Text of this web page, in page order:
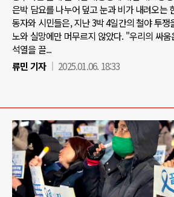
은박 담요를 나누어 덮고 눈과 비가 내려오는
동자와 시민들은, 지난 3박 4일간의 철야 투
노와 실망에만 머무르지 않았다. "우리의 싸
석열을 끌...
류민 기자
2025.01.06. 18:33